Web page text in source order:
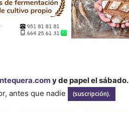
y de papel el sábado.
antes que nadie
(suscripción).